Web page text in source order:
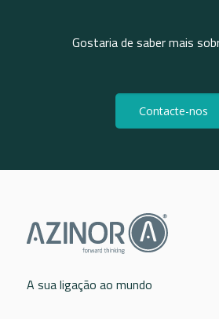
Gostaria de saber mais
Contacte-nos
A sua ligação ao mundo